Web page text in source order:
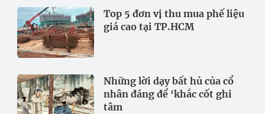
Top 5 đơn vị thu mua phế liệu
giá cao tại TP.HCM
Những lời dạy bất hủ của cổ
nhân đáng để ‘khắc cốt ghi
tâm